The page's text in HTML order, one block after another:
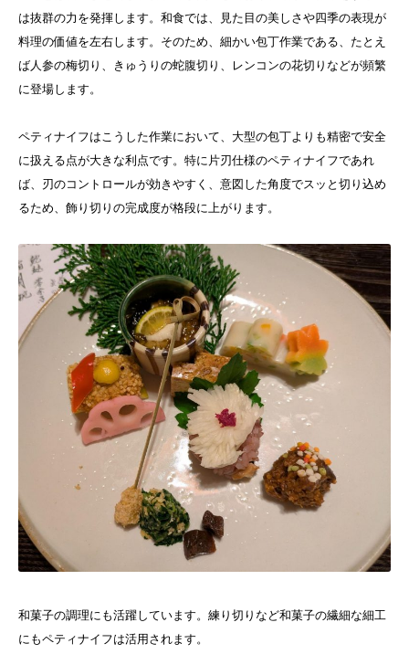
は抜群の力を発揮します。 和食では、見た目の美しさや四季の表現が
料理の価値を左右します。そのため、細かい包丁作業である、たとえ
ば人参の梅切り、きゅうりの蛇腹切り、レンコンの花切りなどが頻繁
に登場します。
ペティナイフはこうした作業において、大型の包丁よりも精密で安全
に扱える点が大きな利点です。特に片刃仕様のペティナイフであれ
ば、刃のコントロールが効きやすく、意図した角度でスッと切り込め
るため、飾り切りの完成度が格段に上がります。
和菓子の調理にも活躍しています。練り切りなど和菓子の繊細な細工
にもペティナイフは活用されます。